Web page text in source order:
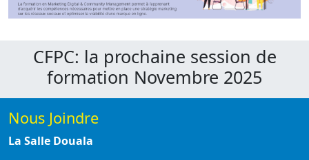
CFPC: la prochaine session de
formation Novembre 2025
Nous Joindre
La Salle Douala